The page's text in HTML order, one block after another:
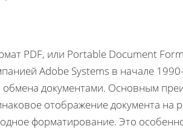
PDF, или Portable Document
Adobe Systems в начале
обмена документами. Основным
отображение документа на
форматирование. Это